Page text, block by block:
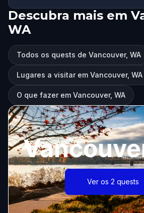
Descubra mais em
WA
Todos os quests de Vancouver, WA
Lugares a visitar em Vancouver, WA
O que fazer em Vancouver, WA
Ver os 2 quests